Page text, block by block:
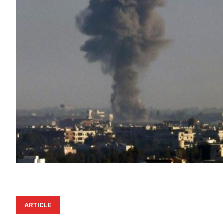
ARTICLE